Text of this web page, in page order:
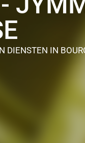
DIENSTEN IN